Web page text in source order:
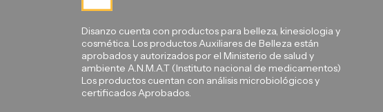
Disanzo cuenta con productos para belleza, kinesiologia y
cosmética. Los productos Auxiliares de Belleza están
aprobados y autorizados por el Ministerio de salud y
ambiente A.N.M.A.T (Instituto nacional de medicamentos)
Los productos cuentan con análisis microbiológicos y
certificados Aprobados.